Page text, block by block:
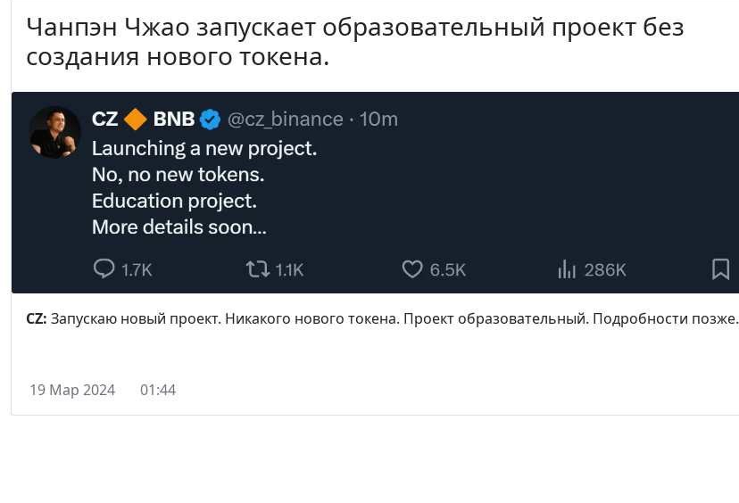
Чанпэн Чжао запускает образовательный проект без
создания нового токена.
CZ: Запускаю новый проект. Никакого нового токена. Проект образовательный. Подробности позже.
19 Мар 2024 01:44